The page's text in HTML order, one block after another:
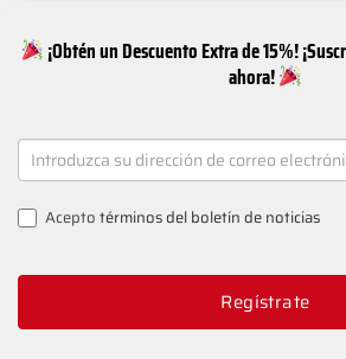
¡Obtén un Descuento Extra de 15%!
ahora!
NEWSLETTER
SIGNUP
Aceptotérminos del boletín de noticias
Regístrate